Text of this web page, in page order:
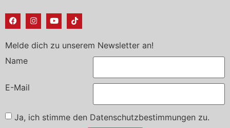
Melde dich zu unserem Newsletter an!
Name
E-Mail
Ja, ich stimme den Datenschutzbestimmungen zu.